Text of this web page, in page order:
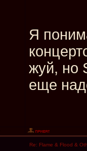
Я
жуй, но
еще
Re: Flame & Flood &